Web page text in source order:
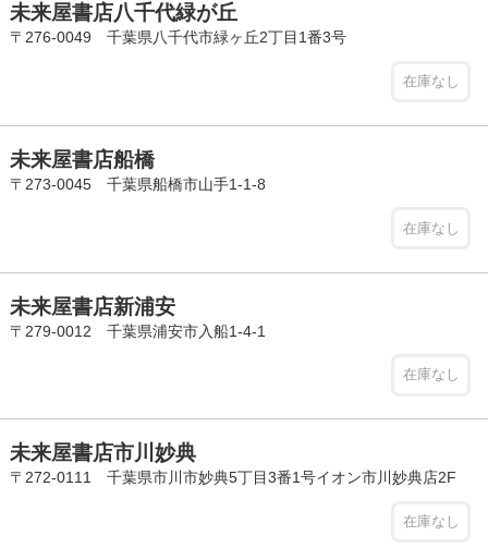
未来屋書店八千代緑が丘
〒276-0049 千葉県八千代市緑ヶ丘2丁目1番3号
在庫なし
未来屋書店船橋
〒273-0045 千葉県船橋市山手1-1-8
在庫なし
未来屋書店新浦安
〒279-0012 千葉県浦安市入船1-4-1
在庫なし
未来屋書店市川妙典
〒272-0111 千葉県市川市妙典5丁目3番1号イオン市川妙典店2F
在庫なし